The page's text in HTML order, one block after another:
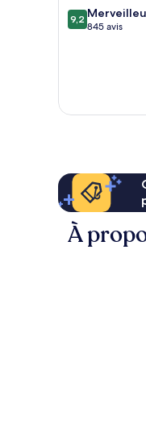
9.2
sur
9,2
845 avis
À